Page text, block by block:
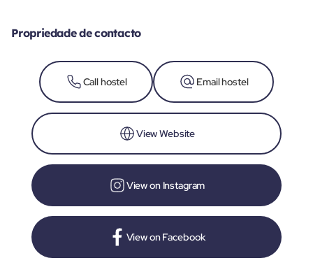
Propriedade de contacto
Call hostel Email hostel
View Website
View on Instagram
View on Facebook